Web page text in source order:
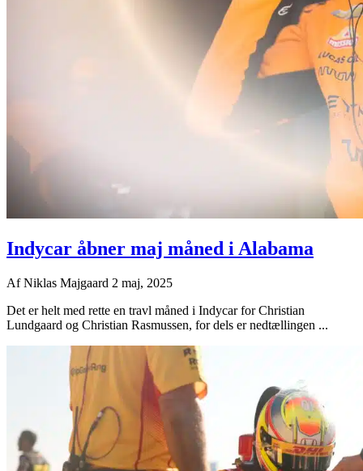
Indycar åbner maj måned i Alabama
AfNiklas Majgaard 2 maj, 2025
Det er helt med rette en travl måned i Indycar for Christian
Lundgaard og Christian Rasmussen, for dels er nedtællingen ...